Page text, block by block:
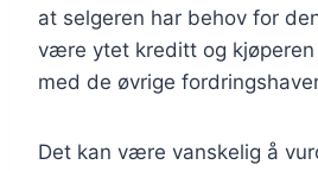
at selgeren har behov for
være ytet kreditt og
med de øvrige
Det kan være vanskelig å